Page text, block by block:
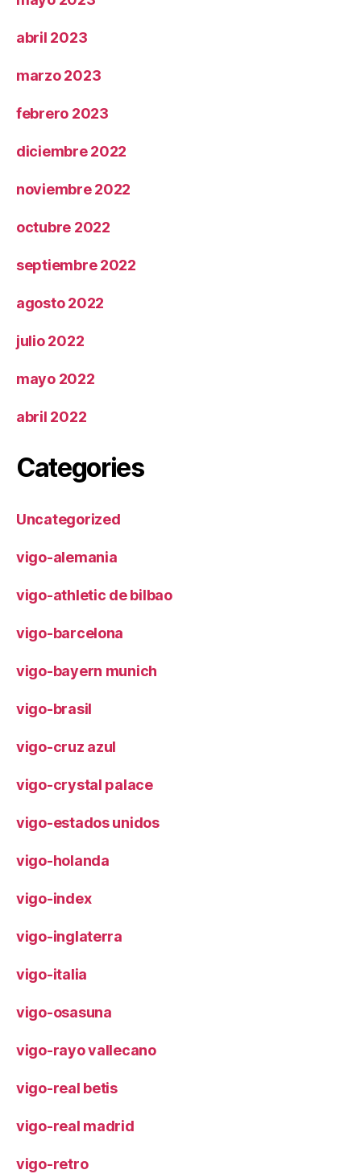
abril 2023
marzo 2023
febrero 2023
diciembre 2022
noviembre 2022
octubre 2022
septiembre 2022
agosto 2022
julio 2022
mayo 2022
abril 2022
Categories
Uncategorized
vigo-alemania
vigo-athletic de bilbao
vigo-barcelona
vigo-bayern munich
vigo-brasil
vigo-cruz azul
vigo-crystal palace
vigo-estados unidos
vigo-holanda
vigo-index
vigo-inglaterra
vigo-italia
vigo-osasuna
vigo-rayo vallecano
vigo-real betis
vigo-real madrid
vigo-retro